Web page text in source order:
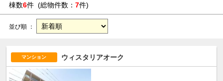
棟数6件 (総物件数： 7件)
並び順 ：
マンション ウィスタリアオーク